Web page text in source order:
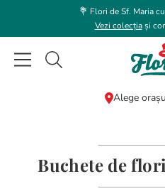
💐 Flori de Sf. Maria
Vezi colecțiași
Caută flori, plante,
Alege
Buchete de